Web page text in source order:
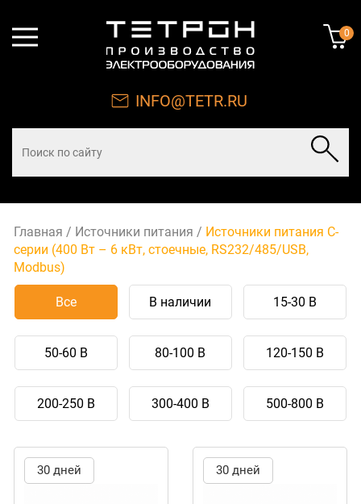
0
INFO@TETR.RU
Главная / Источники питания / Источники питания С-
серии (400 Вт – 6 кВт, стоечные, RS232/485/USB,
Modbus)
Все В наличии 15-30 В
50-60 В 80-100 В 120-150 В
200-250 В 300-400 В 500-800 В
30 дней 30 дней